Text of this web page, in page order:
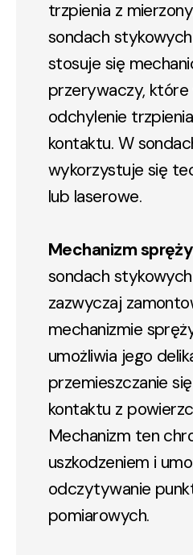
trzpienia z
sondach
stosuje się
przerywaczy,
odchylenie
kontaktu. W
wykorzystuje się
lub laserowe.
Mechanizm
sondach
zazwyczaj
mechanizmie
umożliwia jego
przemieszczanie
kontaktu z
Mechanizm ten
uszkodzeniem i
odczytywanie
pomiarowych.